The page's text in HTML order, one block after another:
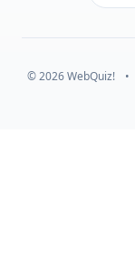
© 2026 WebQuiz! •